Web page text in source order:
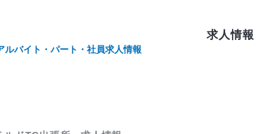
ルバイト・パート・社員求人情報
求人情報